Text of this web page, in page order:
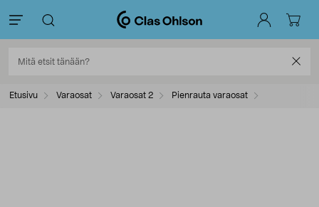
Etusivu Varaosat Varaosat 2 Pienrauta varaosat